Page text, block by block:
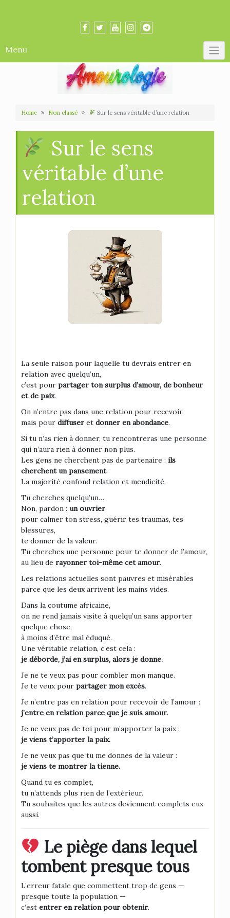
Menu
Home Non classé Sur le sens véritable d’une relation
Sur le sens
véritable d’une
relation
La seule raison pour laquelle tu devrais entrer en
relation avec quelqu’un,
c’est pour partager ton surplus d’amour, de bonheur
et de paix.
On n’entre pas dans une relation pour recevoir,
mais pour diffuser et donner en abondance.
Si tu n’as rien à donner, tu rencontreras une personne
qui n’aura rien à donner non plus.
Les gens ne cherchent pas de partenaire : ils
cherchent un pansement.
La majorité confond relation et mendicité.
Tu cherches quelqu’un…
Non, pardon : un ouvrier
pour calmer ton stress, guérir tes traumas, tes
blessures,
te donner de la valeur.
Tu cherches une personne pour te donner de l’amour,
au lieu de rayonner toi-même cet amour.
Les relations actuelles sont pauvres et misérables
parce que les deux arrivent les mains vides.
Dans la coutume africaine,
on ne rend jamais visite à quelqu’un sans apporter
quelque chose,
à moins d’être mal éduqué.
Une véritable relation, c’est cela :
je déborde, j’ai en surplus, alors je donne.
Je ne te veux pas pour combler mon manque.
Je te veux pour partager mon excès.
Je n’entre pas en relation pour recevoir de l’amour :
j’entre en relation parce que je suis amour.
Je ne veux pas de toi pour m’apporter la paix :
je viens t’apporter la paix.
Je ne veux pas que tu me donnes de la valeur :
je viens te montrer la tienne.
Quand tu es complet,
tu n’attends plus rien de l’extérieur.
Tu souhaites que les autres deviennent complets eux
aussi.
Le piège dans lequel
tombent presque tous
L’erreur fatale que commettent trop de gens —
presque toute la population —
c’est entrer en relation pour obtenir.